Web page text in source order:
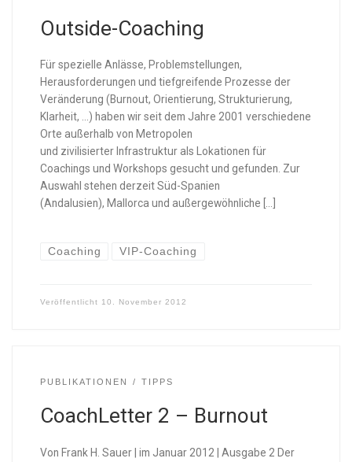
Outside-Coaching
Für spezielle Anlässe, Problemstellungen,
Herausforderungen und tiefgreifende Prozesse der
Veränderung (Burnout, Orientierung, Strukturierung,
Klarheit, …) haben wir seit dem Jahre 2001 verschiedene
Orte außerhalb von Metropolen
und zivilisierter Infrastruktur als Lokationen für
Coachings und Workshops gesucht und gefunden. Zur
Auswahl stehen derzeit Süd-Spanien
(Andalusien), Mallorca und außergewöhnliche […]
Coaching VIP-Coaching
Veröffentlicht 10. November 2012
PUBLIKATIONEN TIPPS
CoachLetter 2 – Burnout
Von Frank H. Sauer | im Januar 2012 | Ausgabe 2 Der